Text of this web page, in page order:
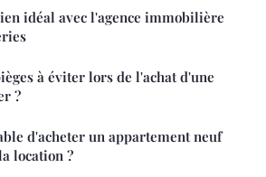
idéal avec l'agence immobilière
à éviter lors de l'achat d'une
?
d'acheter un appartement neuf
location ?